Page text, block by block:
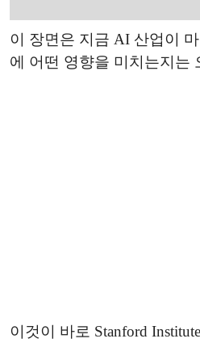
이 장면은 지금 AI 산업이
에 어떤 영향을 미치는지는
이것이 바로 Stanford